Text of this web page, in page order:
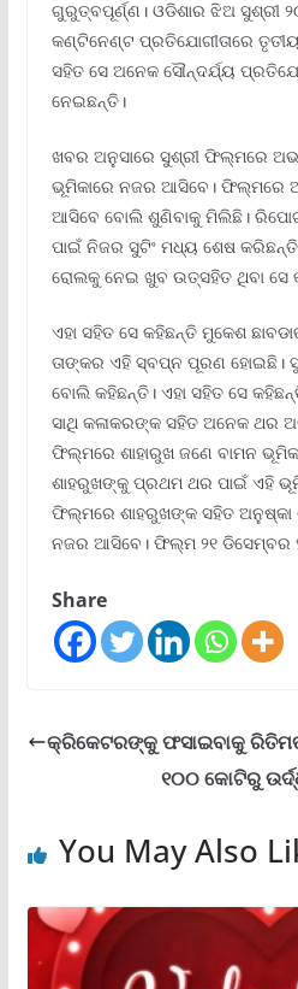
ଗୁରୁତ୍ବପୂର୍ଣ୍ଣ। ଓଡିଶାର ଝିଅ ସୁଶ୍ରୀ
କଣ୍ଟିନେଣ୍ଟ ପ୍ରତିଯୋଗୀତାରେ
ସହିତ ସେ ଅନେକ ସୌନ୍ଦର୍ଯ୍ୟ
ନେଇଛନ୍ତି।
ଖବର ଅନୁସାରେ ସୁଶ୍ରୀ ଫିଲ୍ମରେ
ଭୂମିକାରେ ନଜର ଆସିବେ। ଫିଲ୍ମରେ
ଆସିବେ ବୋଲି ଶୁଣିବାକୁ ମିଲିଛି।
ପାଇଁ ନିଜର ସୁଟିଂ ମଧ୍ୟ ଶେଷ
ରୋଲକୁ ନେଇ ଖୁବ ଉତ୍ସହିତ ଥିବା ସେ
ଏହା ସହିତ ସେ କହିଛନ୍ତି ମୁକେଶ
ତାଙ୍କର ଏହି ସ୍ବପ୍ନ ପୂରଣ ହୋଇଛି।
ବୋଲି କହିଛନ୍ତି। ଏହା ସହିତ ସେ
ସାଥି କଳାକରଙ୍କ ସହିତ ଅନେକ ଥର
ଫିଲ୍ମରେ ଶାହାରୁଖ ଜଣେ ବାମନ
ଶାହରୁଖଙ୍କୁ ପ୍ରଥମ ଥର ପାଇଁ ଏହି
ଫିଲ୍ମରେ ଶାହରୁଖଙ୍କ ସହିତ ଅନୁଷ୍କା
ନଜର ଆସିବେ। ଫିଲ୍ମ ୨୧ ଡିସେମ୍ବର
Share
କ୍ରିକେଟରଙ୍କୁ ଫସାଇବାକୁ
୧୦୦ କୋଟିରୁ
You May Also